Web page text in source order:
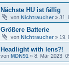
Nächste HU ist fällig
von Nichtraucher » 31.
Größere Batterie
von Nichtraucher » 19.
Headlight with lens?!
von MDN91 » 8. Mär 2023,